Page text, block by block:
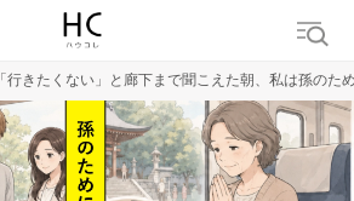
「行きたくない」と廊下まで聞こえた朝、私は孫の